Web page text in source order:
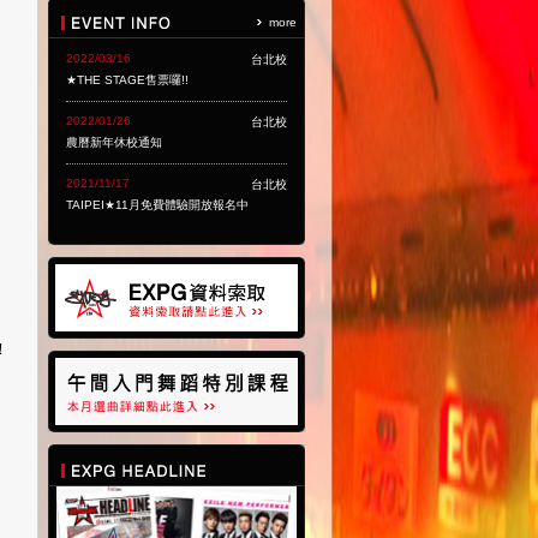
more
2022/03/16
台北校
★THE STAGE售票囉!!
2022/01/26
台北校
農曆新年休校通知
2021/11/17
台北校
TAIPEI★11月免費體驗開放報名中